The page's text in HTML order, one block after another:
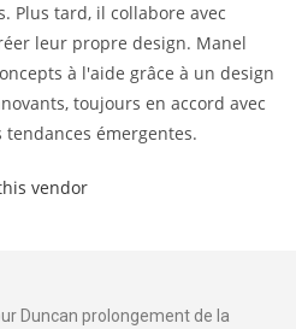
Plus tard, il collabore avec
leur propre design. Manel
à l'aide grâce à un design
toujours en accord avec
émergentes.
vendor
Duncan prolongement de la